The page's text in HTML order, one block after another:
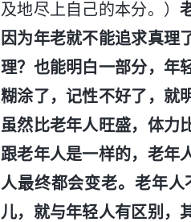
及地尽上自己的本分。）
因为年老就不能追求真理
理？也能明白一部分，年
糊涂了，记性不好了，就
虽然比老年人旺盛，体力
跟老年人是一样的，老年
人最终都会变老。老年
儿，就与年轻人有区别，